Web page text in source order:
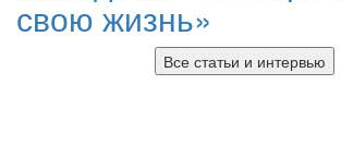
свою жизнь»
Все статьи и интервью